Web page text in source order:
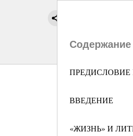
Содержание
ПРЕДИСЛОВИЕ
ВВЕДЕНИЕ
«ЖИЗНЬ» И